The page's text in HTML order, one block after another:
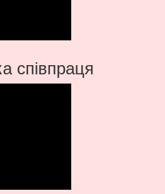
співпраця